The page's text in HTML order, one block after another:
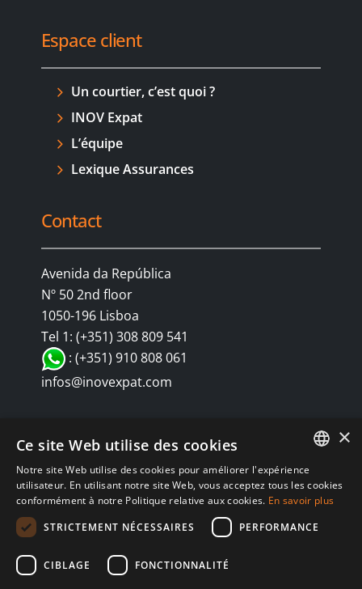
Espace client
Un courtier, c’est quoi ?
INOV Expat
L’équipe
Lexique Assurances
Contact
Avenida da República
Nº 50 2nd floor
1050-196 Lisboa
Tel 1: (+351) 308 809 541
: (+351) 910 808 061
infos@inovexpat.com
© Copyright 2024 INOV é uma corretora de seguros dedicada a
expatriados vivendo em Espanha e Portugal. Aproveite os melhores
seguros de saúde, automóvel, residência, vida, RC, viagens,
negócios... em Espanha e Portugal. Nós sempre te atendemos em
FRENCH
SPANISH
×
Ce site Web utilise des cookies
Notre site Web utilise des cookies pour améliorer l'expérience
utilisateur. En utilisant notre site Web, vous acceptez tous les cookies
conformément à notre Politique relative aux cookies. En savoir plus
STRICTEMENT NÉCESSAIRES
PERFORMANCE
CIBLAGE FONCTIONNALITÉ